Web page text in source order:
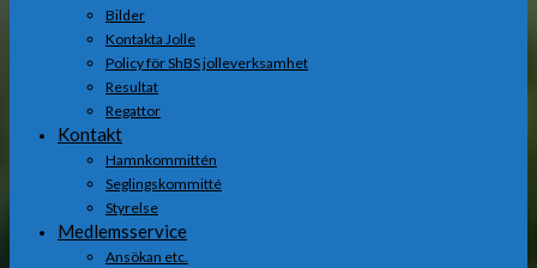
Bilder
Kontakta Jolle
Policy för ShBS jolleverksamhet
Resultat
Regattor
Kontakt
Hamnkommittén
Seglingskommitté
Styrelse
Medlemsservice
Ansökan etc.